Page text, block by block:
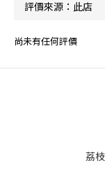
尚未有任何評價
荔